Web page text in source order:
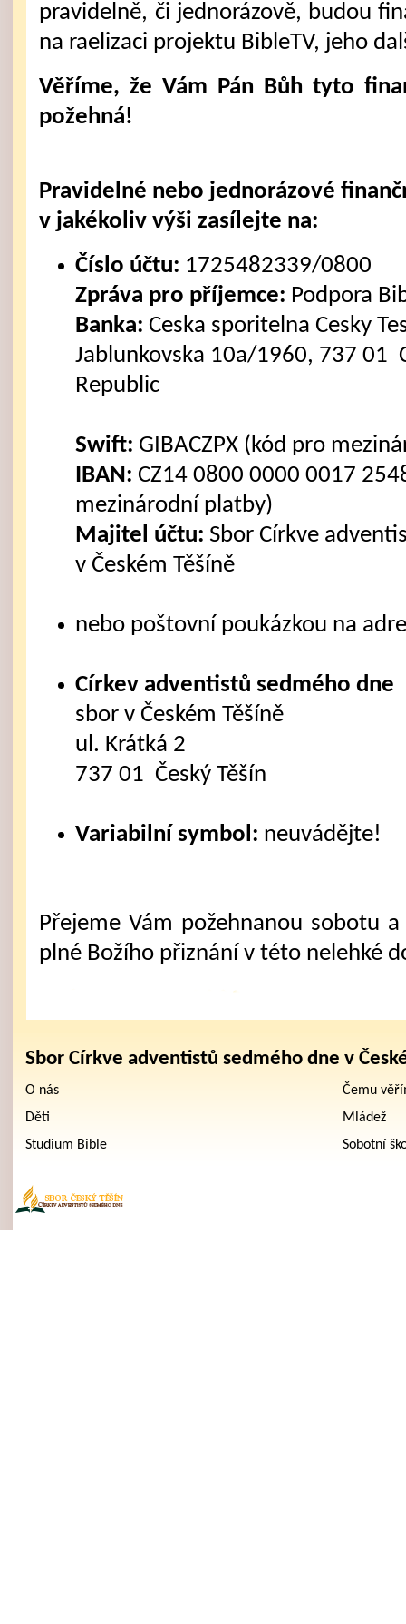
pravidelně, či jednorázově, budou
na raelizaci projektu BibleTV, jeho
Věříme, že Vám Pán Bůh tyto
požehná!
Pravidelné nebo jednorázové
v jakékoliv výši zasílejte na:
Číslo účtu: 1725482339/0800
Zpráva pro příjemce: Podpora
Banka: Ceska sporitelna Cesky
Jablunkovska 10a/1960, 737 01
Republic
Swift: GIBACZPX (kód pro
IBAN: CZ14 0800 0000 0017
mezinárodní platby)
Majitel účtu: Sbor Církve
v Českém Těšíně
nebo poštovní poukázkou na
Církev adventistů sedmého dne
sbor v Českém Těšíně
ul. Krátká 2
737 01 Český Těšín
Variabilní symbol: neuvádějte!
Přejeme Vám požehnanou sobotu
plné Božího přiznání v této nelehké
Sbor Církve adventistů sedmého dne v
O nás
Čemu
Děti
Mládež
Studium Bible
Sobotní